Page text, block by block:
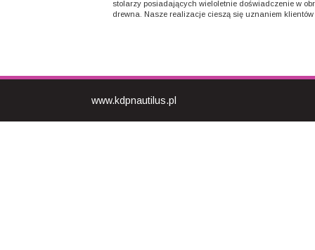
stolarzy posiadających wieloletnie doświadczenie w
drewna. Nasze realizacje cieszą się uznaniem klientów
www.kdpnautilus.pl